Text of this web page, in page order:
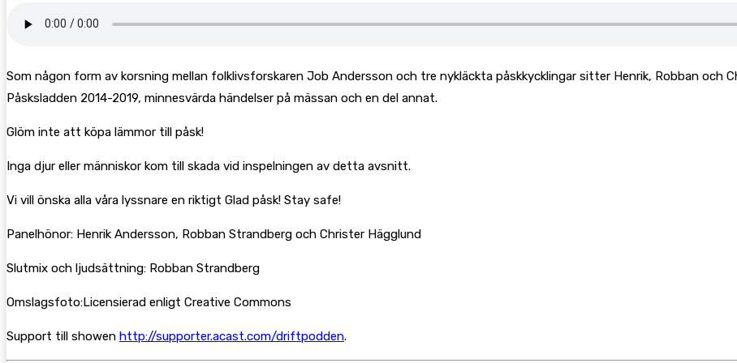
Som någon form av korsning mellan folklivsforskaren Job Andersson och tre nykläckta påskkycklingar sitter Henrik, Robban och
Påsksladden 2014-2019, minnesvärda händelser på mässan och en del annat.
Glöm inte att köpa lämmor till påsk!
Inga djur eller människor kom till skada vid inspelningen av detta avsnitt.
Vi vill önska alla våra lyssnare en riktigt Glad påsk! Stay safe!
Panelhönor: Henrik Andersson, Robban Strandberg och Christer Hägglund
Slutmix och ljudsättning: Robban Strandberg
Omslagsfoto:Licensierad enligt Creative Commons
Support till showen http://supporter.acast.com/driftpodden.